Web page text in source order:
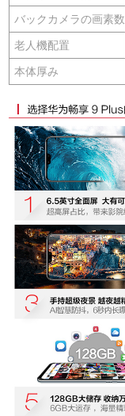
バックカメラの画素数
老人機配置
本体厚み